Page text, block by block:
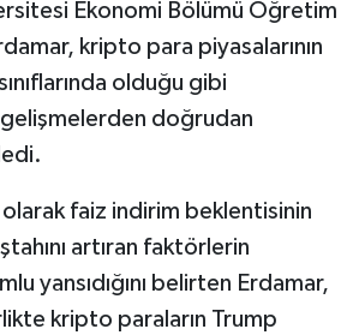
Ekonomi Bölümü Öğretim
kripto para piyasalarının
olduğu gibi
doğrudan
olarak faiz indirim beklentisinin
artıran faktörlerin
yansıdığını belirten Erdamar,
kripto paraların Trump